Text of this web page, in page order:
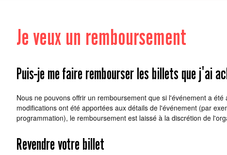
Je veux un remboursement
Puis-je me faire rembourser les billets que j'ai
Nous ne pouvons offrir un remboursement que si l'événement a
modifications ont été apportées aux détails de l'événement (par
programmation), le remboursement est laissé à la discrétion de
Revendre votre billet